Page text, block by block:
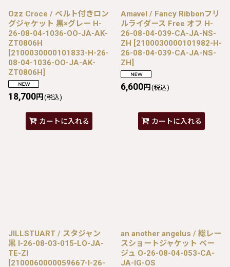
Ozz Croce / ベルト付きロン
グジャケット 黒×グレー H-
26-08-04-1036-OO-JA-AK-
ZT0806H
[2100030000101833-H-26-
08-04-1036-OO-JA-AK-
ZT0806H]
18,700円 (税込)
カートに入れる
Amavel / Fancy Ribbonフリ
ルライダース Free オフ H-
26-08-04-039-CA-JA-NS-
ZH [2100030000101982-H-
26-08-04-039-CA-JA-NS-
ZH]
6,600円 (税込)
カートに入れる
JILLSTUART / スタジャン
黒 I-26-08-03-015-LO-JA-
TE-ZI
[2100060000059667-I-26-
an another angelus / 総レー
スショートジャケット ベー
ジュ O-26-08-04-053-CA-
JA-IG-OS